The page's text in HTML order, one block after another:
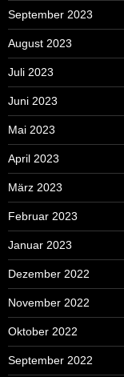
September 2023
August 2023
Juli 2023
Juni 2023
Mai 2023
April 2023
März 2023
Februar 2023
Januar 2023
Dezember 2022
November 2022
Oktober 2022
September 2022